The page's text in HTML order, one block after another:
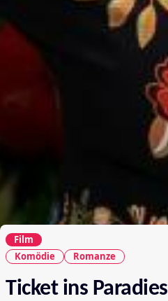
Film
Komödie
Romanze
Ticket ins Paradies